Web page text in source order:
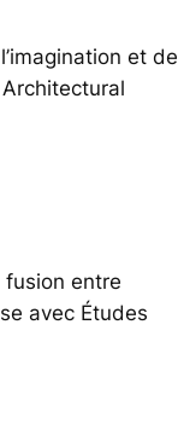
et de
fusion entre
avec Études